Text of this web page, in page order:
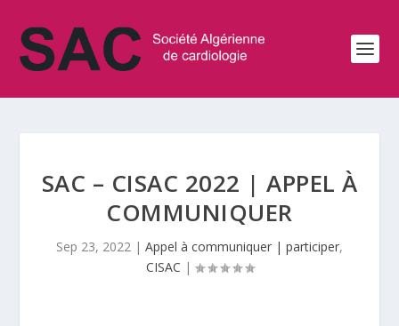
SAC – CISAC 2022 | APPEL À
COMMUNIQUER
Sep 23, 2022 | Appel à communiquer | participer,
CISAC |